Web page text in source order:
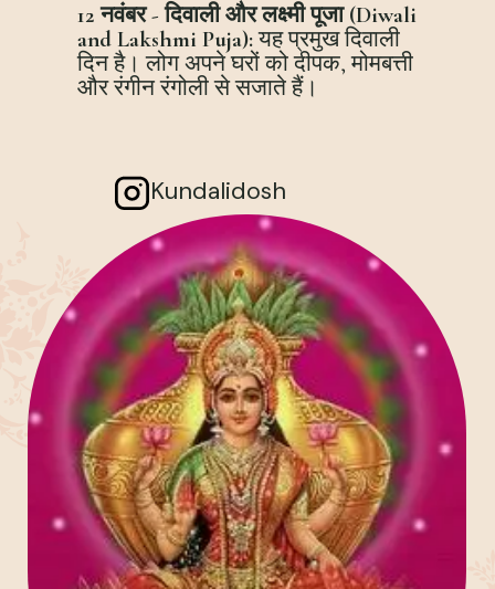
12 नवंबर - दिवाली और लक्ष्मी पूजा (Diwali
and Lakshmi Puja):यह प्रमुख दिवाली
दिन है। लोग अपने घरों को दीपक, मोमबत्ती
और रंगीन रंगोली से सजाते हैं।
Kundalidosh